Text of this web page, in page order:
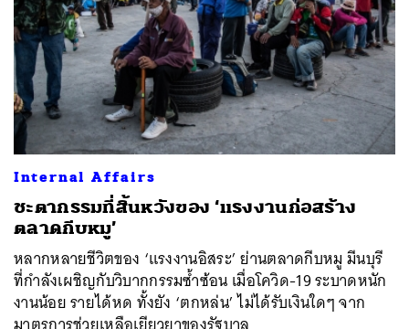
Internal Affairs
ชะตากรรมที่สิ้นหวังของ ‘แรงงานก่อสร้าง
ตลาดกีบหมู’
หลากหลายชีวิตของ ‘แรงงานอิสระ’ ย่านตลาดกีบหมู มีนบุรี
ที่กำลังเผชิญกับวิบากกรรมซ้ำซ้อน เมื่อโควิด-19 ระบาดหนัก
งานน้อย รายได้หด ทั้งยัง ‘ตกหล่น’ ไม่ได้รับเงินใดๆ จาก